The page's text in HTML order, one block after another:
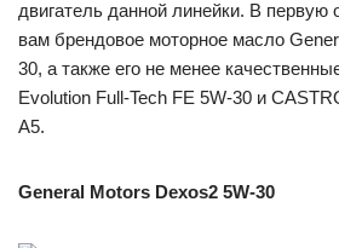
двигатель данной линейки. В первую
вам брендовое моторное масло
30, а также его не менее
Evolution Full-Tech FE 5W-30 и
A5.
General Motors Dexos2 5W-30